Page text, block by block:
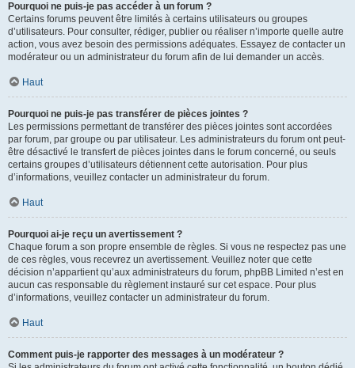
Pourquoi ne puis-je pas accéder à un forum ?
Certains forums peuvent être limités à certains utilisateurs ou groupes
d’utilisateurs. Pour consulter, rédiger, publier ou réaliser n’importe quelle autre
action, vous avez besoin des permissions adéquates. Essayez de contacter un
modérateur ou un administrateur du forum afin de lui demander un accès.
Haut
Pourquoi ne puis-je pas transférer de pièces jointes ?
Les permissions permettant de transférer des pièces jointes sont accordées
par forum, par groupe ou par utilisateur. Les administrateurs du forum ont peut-
être désactivé le transfert de pièces jointes dans le forum concerné, ou seuls
certains groupes d’utilisateurs détiennent cette autorisation. Pour plus
d’informations, veuillez contacter un administrateur du forum.
Haut
Pourquoi ai-je reçu un avertissement ?
Chaque forum a son propre ensemble de règles. Si vous ne respectez pas une
de ces règles, vous recevrez un avertissement. Veuillez noter que cette
décision n’appartient qu’aux administrateurs du forum, phpBB Limited n’est en
aucun cas responsable du règlement instauré sur cet espace. Pour plus
d’informations, veuillez contacter un administrateur du forum.
Haut
Comment puis-je rapporter des messages à un modérateur ?